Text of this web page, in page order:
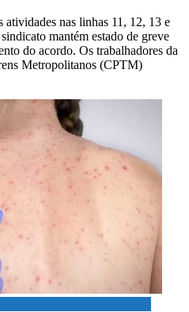
atividades nas linhas 11, 12, 13 e
mantém estado de greve
do acordo. Os trabalhadores da
Metropolitanos (CPTM)